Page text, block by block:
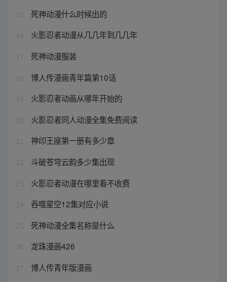
15 死神动漫什么时候出的
16 火影忍者动漫从几几年到几几年
17 死神动漫服装
18 博人传漫画青年篇第10话
19 火影忍者动画从哪年开始的
20 火影忍者同人动漫全集免费阅读
21 神印王座第一册有多少章
22 斗破苍穹云韵多少集出现
23 火影忍者动漫在哪里看不收费
24 吞噬星空12集对应小说
25 死神动漫全集名称是什么
26 龙珠漫画426
27 博人传青年版漫画